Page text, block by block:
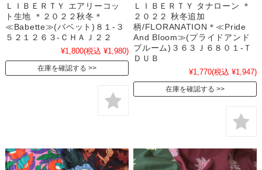
ＬＩＢＥＲＴＹ エアリーコッ
ト生地 ＊２０２２秋冬＊
≪Babette≫(バベット)８１-３
５２１２６３-ＣＨＡＪ２２
¥1,800(税込 ¥1,980)
在庫を確認する
ＬＩＢＥＲＴＹ タナローン ＊
２０２２ 秋冬追加
柄/FLORANATION＊≪Pride
And Bloom≫(プライドアンド
ブルーム)３６３Ｊ６８０１-Ｔ
ＤＵＢ
¥1,770(税込 ¥1,947)
在庫を確認する